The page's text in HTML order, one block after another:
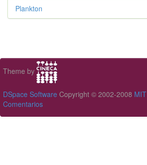
Plankton
Theme by
DSpace Software Copyright © 2002-2008 MIT
Comentarios